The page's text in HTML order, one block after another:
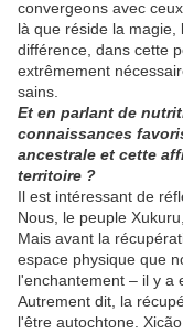
convergeons avec
là que réside la
différence, dans cette
extrêmement
sains.
Et en parlant de
connaissances
ancestrale et cette
territoire ?
Il est intéressant de
Nous, le peuple
Mais avant la
espace physique que
l'enchantement – ​​il y a
Autrement dit, la
l'être autochtone.